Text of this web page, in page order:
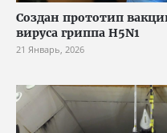
Создан прототип
вируса гриппа H5N1
21 Январь, 2026